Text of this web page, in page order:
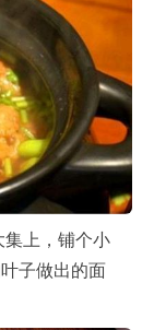
集上，铺个小
子做出的面